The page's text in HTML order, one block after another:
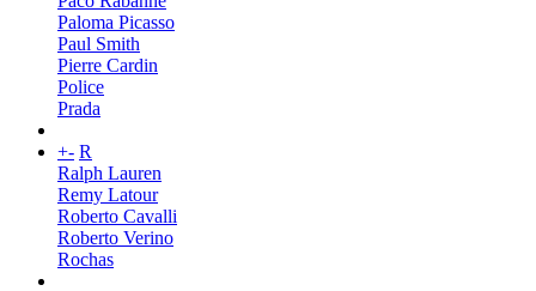
Paloma Picasso
Paul Smith
Pierre Cardin
Police
Prada
+- R
Ralph Lauren
Remy Latour
Roberto Cavalli
Roberto Verino
Rochas